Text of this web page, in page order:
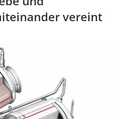
vereint